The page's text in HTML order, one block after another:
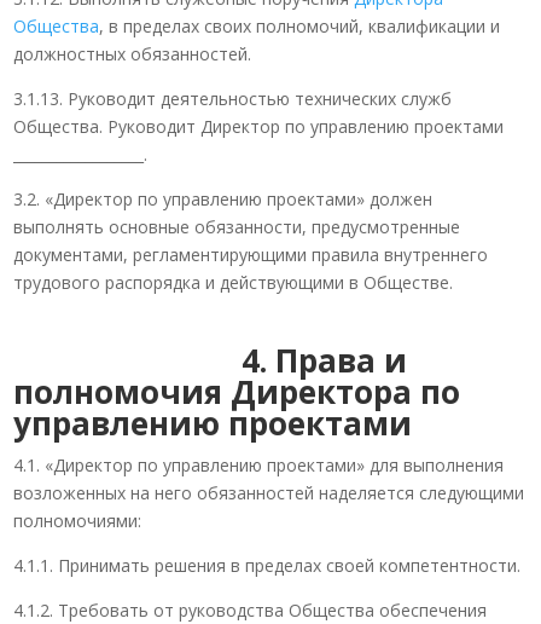
Общества, в пределах своих полномочий, квалификации и
должностных обязанностей.
3.1.13. Руководит деятельностью технических служб
Общества. Руководит Директор по управлению проектами
__________________.
3.2. «Директор по управлению проектами» должен
выполнять основные обязанности, предусмотренные
документами, регламентирующими правила внутреннего
трудового распорядка и действующими в Обществе.
4. Права и
полномочия Директора по
управлению проектами
4.1. «Директор по управлению проектами» для выполнения
возложенных на него обязанностей наделяется следующими
полномочиями:
4.1.1. Принимать решения в пределах своей компетентности.
4.1.2. Требовать от руководства Общества обеспечения